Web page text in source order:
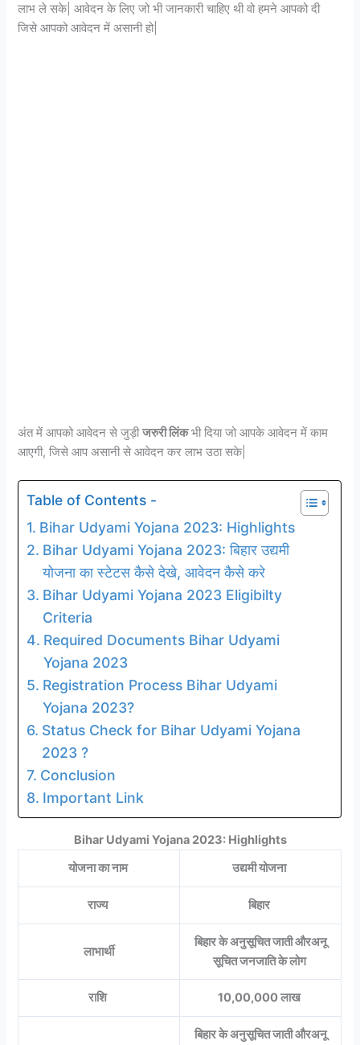
लाभ ले सके| आवेदन के लिए जो भी जानकारी चाहिए थी वो हमने आपको दी
जिसे आपको आवेदन में असानी हो|
अंत में आपको आवेदन से जुड़ीजरुरी लिंकभी दिया जो आपके आवेदन में काम
आएगी, जिसे आप असानी से आवेदन कर लाभ उठा सके|
Table of Contents -
Bihar Udyami Yojana 2023: Highlights
Bihar Udyami Yojana 2023: बिहार उद्यमी
योजना का स्टेटस कैसे देखे, आवेदन कैसे करे
Bihar Udyami Yojana 2023 Eligibilty
Criteria
Required Documents Bihar Udyami
Yojana 2023
Registration Process Bihar Udyami
Yojana 2023?
Status Check for Bihar Udyami Yojana
2023 ?
Conclusion
Important Link
Bihar Udyami Yojana 2023: Highlights
योजना का नाम
उद्यमी योजना
राज्य बिहार
लाभार्थी
बिहार के अनुसूचित जाती औरअनू
सूचित जनजाति के लोग
राशि 10,00,000 लाख
बिहार के अनुसूचित जाती औरअनू